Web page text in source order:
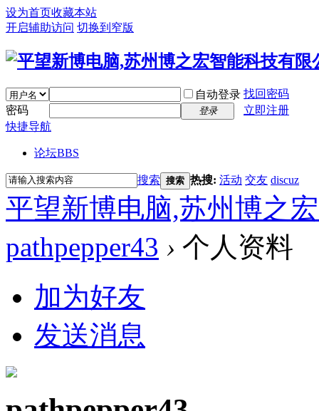
设为首页收藏本站
开启辅助访问 切换到窄版
自动登录 找回密码
密码
登录
立即注册
快捷导航
论坛BBS
搜索 搜索 热搜: 活动 交友 discuz
平望新博电脑,苏州博之
pathpepper43 › 个人资料
加为好友
发送消息